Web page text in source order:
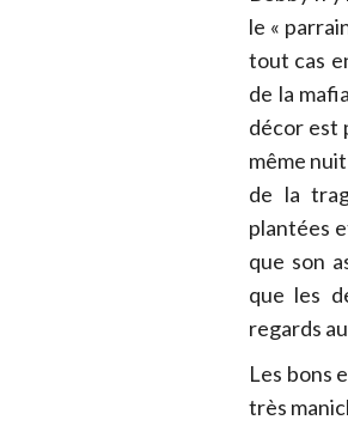
le «
tout cas
de la
décor est
même
de la
plantées
que son
que les
regards
Les bons
très